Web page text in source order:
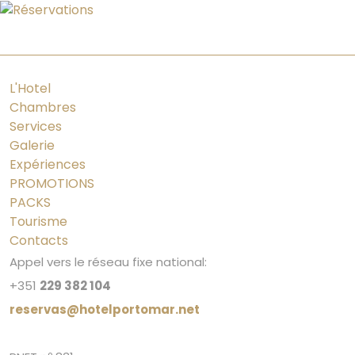
L'Hotel
Chambres
Services
Galerie
Expériences
PROMOTIONS
PACKS
Tourisme
Contacts
Appel vers le réseau fixe national:
+351 229 382 104
reservas@hotelportomar.net